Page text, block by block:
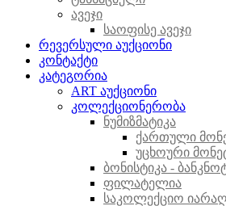
ავეჯი
საოფისე ავეჯი
რევერსული აუქციონი
კონტაქტი
კატეგორია
ART აუქციონი
კოლექციონერობა
ნუმიზმატიკა
ქართული
უცხოური
ბონისტიკა -
ფილატელია
საკოლექციო